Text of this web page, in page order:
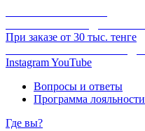
При заказе от 30 тыс. тенге
InstagramYouTube
Вопросы и ответы
Программа лояльности
Где вы?